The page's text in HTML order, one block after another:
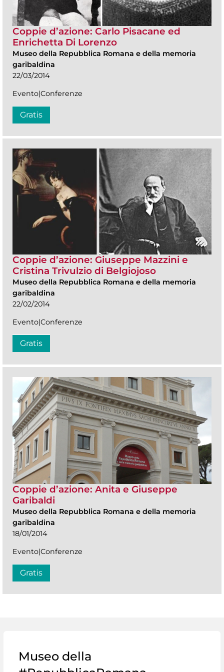
Coppie d’azione: Carlo Pisacane ed
Enrichetta Di Lorenzo
Museo della Repubblica Romana e della memoria
garibaldina
22/03/2014
Evento|Conferenze
Gratis
Coppie d’azione: Giuseppe Mazzini e
Cristina Trivulzio di Belgiojoso
Museo della Repubblica Romana e della memoria
garibaldina
22/02/2014
Evento|Conferenze
Gratis
Coppie d’azione: Anita e Giuseppe
Garibaldi
Museo della Repubblica Romana e della memoria
garibaldina
18/01/2014
Evento|Conferenze
Gratis
Museo della